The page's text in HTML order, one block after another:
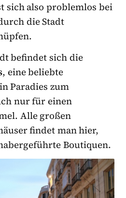
sich also problemlos bei
die Stadt
befindet sich die
, eine beliebte
Paradies zum
nur für einen
Alle großen
findet man hier,
Boutiquen.